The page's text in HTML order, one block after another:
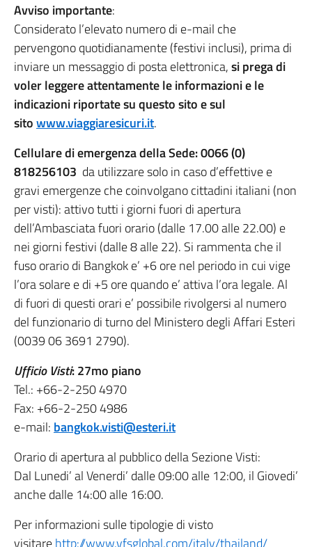
Avviso importante:
Considerato l’elevato numero di e-mail che
pervengono quotidianamente (festivi inclusi), prima di
inviare un messaggio di posta elettronica,si prega di
voler leggere attentamente le informazioni e le
indicazioni riportate su questo sito e sul
sitowww.viaggiaresicuri.it.
Cellulare di emergenza della Sede: 0066 (0)
818256103 da utilizzare solo in caso d’effettive e
gravi emergenze che coinvolgano cittadini italiani (non
per visti): attivo tutti i giorni fuori di apertura
dell’Ambasciata fuori orario (dalle 17.00 alle 22.00) e
nei giorni festivi (dalle 8 alle 22). Si rammenta che il
fuso orario di Bangkok e’ +6 ore nel periodo in cui vige
l’ora solare e di +5 ore quando e’ attiva l’ora legale. Al
di fuori di questi orari e’ possibile rivolgersi al numero
del funzionario di turno del Ministero degli Affari Esteri
(0039 06 3691 2790).
Ufficio Visti: 27mo piano
Tel.: +66-2-250 4970
Fax: +66-2-250 4986
e-mail: bangkok.visti@esteri.it
Orario di apertura al pubblico della Sezione Visti:
Dal Lunedi’ al Venerdi’ dalle 09:00 alle 12:00, il Giovedi’
anche dalle 14:00 alle 16:00.
Per informazioni sulle tipologie di visto
visitarehttp://www.vfsglobal.com/italy/thailand/